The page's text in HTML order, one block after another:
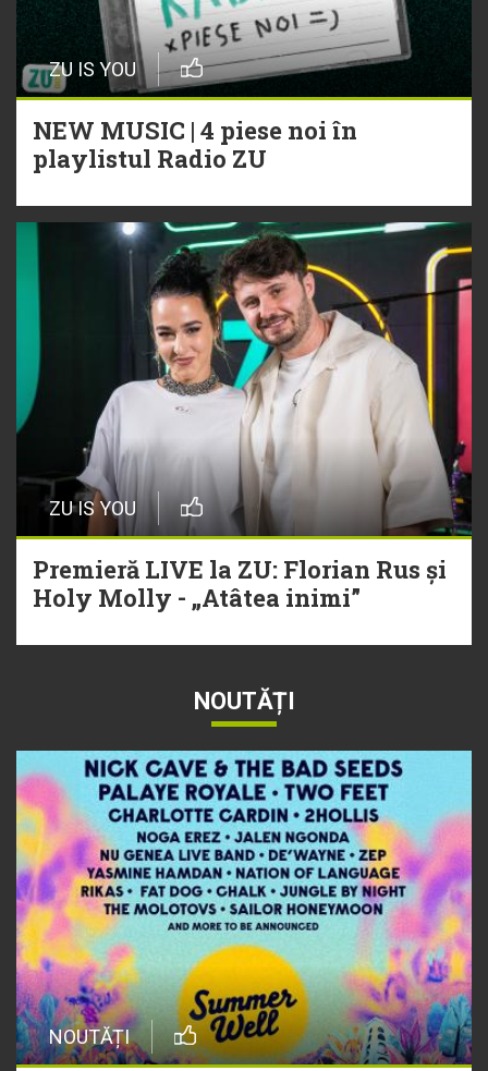
ZU IS YOU
NEW MUSIC | 4 piese noi în
playlistul Radio ZU
ZU IS YOU
Premieră LIVE la ZU: Florian Rus și
Holy Molly - „Atâtea inimi”
NOUTĂȚI
NOUTĂȚI